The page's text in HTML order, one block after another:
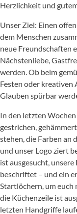
Herzlichkeit und
Unser Ziel: Einen
dem Menschen
neue Freundschaften
Nächstenliebe,
werden. Ob beim
Festen oder kreativen
Glauben spürbar
In den letzten
gestrichen,
stehen, die Farben an
und unser Logo ziert
ist ausgesucht,
beschriftet – und ein
Startlöchern, um euch
die Küchenzeile ist
letzten Handgriffe